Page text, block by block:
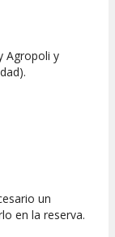
Agropoli y
un
en la reserva.